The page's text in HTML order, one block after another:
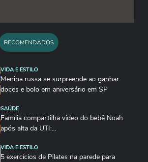
RECOMENDADOS
VIDA E ESTILO
Menina russa se surpreende ao ganhar
doces e bolo em aniversário em SP
SAÚDE
Família compartilha vídeo do bebê Noah
após alta da UTI:...
VIDA E ESTILO
5 exercícios de Pilates na parede para